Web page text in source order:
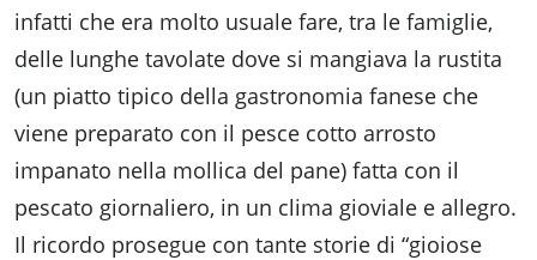
infatti che era molto usuale fare, tra le famiglie,
delle lunghe tavolate dove si mangiava la rustita
(un piatto tipico della gastronomia fanese che
viene preparato con il pesce cotto arrosto
impanato nella mollica del pane) fatta con il
pescato giornaliero, in un clima gioviale e allegro.
Il ricordo prosegue con tante storie di “gioiose